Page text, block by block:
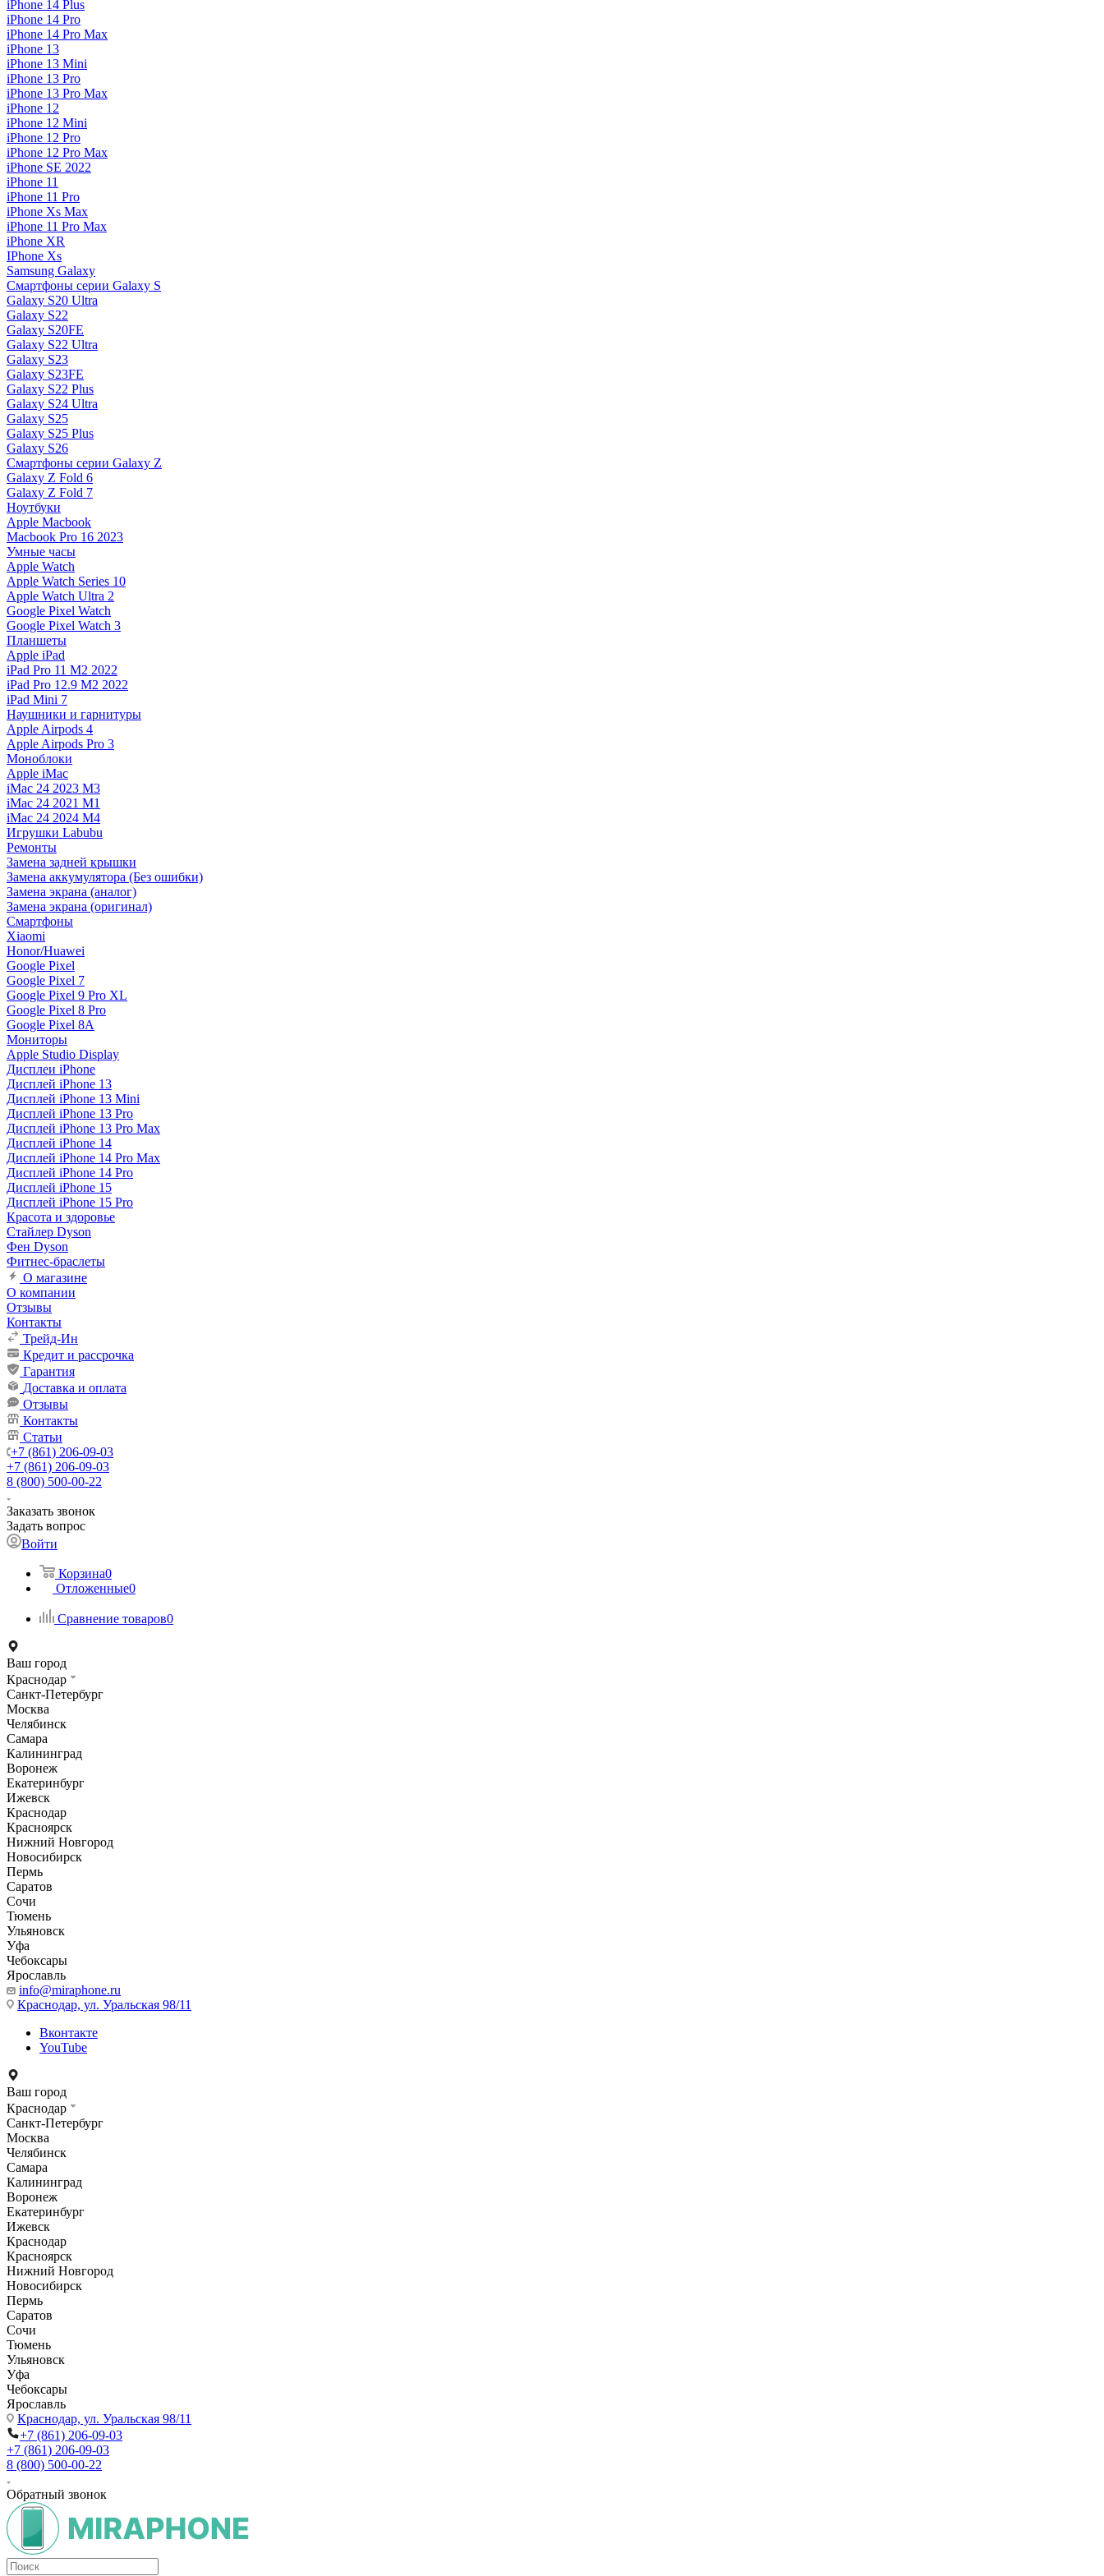
iPhone 14 Plus
iPhone 14 Pro
iPhone 14 Pro Max
iPhone 13
iPhone 13 Mini
iPhone 13 Pro
iPhone 13 Pro Max
iPhone 12
iPhone 12 Mini
iPhone 12 Pro
iPhone 12 Pro Max
iPhone SE 2022
iPhone 11
iPhone 11 Pro
iPhone Xs Max
iPhone 11 Pro Max
iPhone XR
IPhone Xs
Samsung Galaxy
Смартфоны серии Galaxy S
Galaxy S20 Ultra
Galaxy S22
Galaxy S20FE
Galaxy S22 Ultra
Galaxy S23
Galaxy S23FE
Galaxy S22 Plus
Galaxy S24 Ultra
Galaxy S25
Galaxy S25 Plus
Galaxy S26
Смартфоны серии Galaxy Z
Galaxy Z Fold 6
Galaxy Z Fold 7
Ноутбуки
Apple Macbook
Macbook Pro 16 2023
Умные часы
Apple Watch
Apple Watch Series 10
Apple Watch Ultra 2
Google Pixel Watch
Google Pixel Watch 3
Планшеты
Apple iPad
iPad Pro 11 M2 2022
iPad Pro 12.9 M2 2022
iPad Mini 7
Наушники и гарнитуры
Apple Airpods 4
Apple Airpods Pro 3
Моноблоки
Apple iMac
iMac 24 2023 M3
iMac 24 2021 M1
iMac 24 2024 M4
Игрушки Labubu
Ремонты
Замена задней крышки
Замена аккумулятора (Без ошибки)
Замена экрана (аналог)
Замена экрана (оригинал)
Смартфоны
Xiaomi
Honor/Huawei
Google Pixel
Google Pixel 7
Google Pixel 9 Pro XL
Google Pixel 8 Pro
Google Pixel 8A
Мониторы
Apple Studio Display
Дисплеи iPhone
Дисплей iPhone 13
Дисплей iPhone 13 Mini
Дисплей iPhone 13 Pro
Дисплей iPhone 13 Pro Max
Дисплей iPhone 14
Дисплей iPhone 14 Pro Max
Дисплей iPhone 14 Pro
Дисплей iPhone 15
Дисплей iPhone 15 Pro
Красота и здоровье
Стайлер Dyson
Фен Dyson
Фитнес-браслеты
О магазине
О компании
Отзывы
Контакты
Трейд-Ин
Кредит и рассрочка
Гарантия
Доставка и оплата
Отзывы
Контакты
Статьи
+7 (861) 206-09-03
+7 (861) 206-09-03
8 (800) 500-00-22
Заказать звонок
Задать вопрос
Войти
Корзина0
Отложенные0
Сравнение товаров0
Ваш город
Краснодар
Санкт-Петербург
Москва
Челябинск
Самара
Калининград
Воронеж
Екатеринбург
Ижевск
Краснодар
Красноярск
Нижний Новгород
Новосибирск
Пермь
Саратов
Сочи
Тюмень
Ульяновск
Уфа
Чебоксары
Ярославль
info@miraphone.ru
Краснодар, ул. Уральская 98/11
Вконтакте
YouTube
Ваш город
Краснодар
Санкт-Петербург
Москва
Челябинск
Самара
Калининград
Воронеж
Екатеринбург
Ижевск
Краснодар
Красноярск
Нижний Новгород
Новосибирск
Пермь
Саратов
Сочи
Тюмень
Ульяновск
Уфа
Чебоксары
Ярославль
Краснодар, ул. Уральская 98/11
+7 (861) 206-09-03
+7 (861) 206-09-03
8 (800) 500-00-22
Обратный звонок